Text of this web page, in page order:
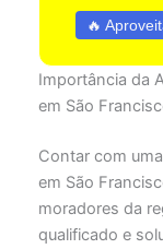
🔥
Importância da
em São
Contar com
em São
moradores da
qualificado e